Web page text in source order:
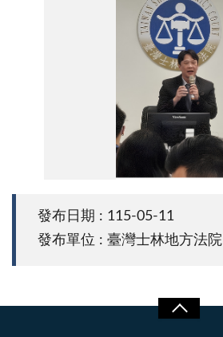
發布日期 : 115-05-11
發布單位 : 臺灣士林地方法院